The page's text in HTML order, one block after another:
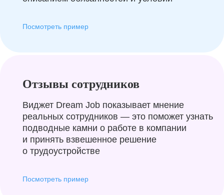
Посмотреть пример
Отзывы сотрудников
Виджет Dream Job показывает мнение
реальных сотрудников — это поможет узнать
подводные камни о работе в компании
и принять взвешенное решение
о трудоустройстве
Посмотреть пример